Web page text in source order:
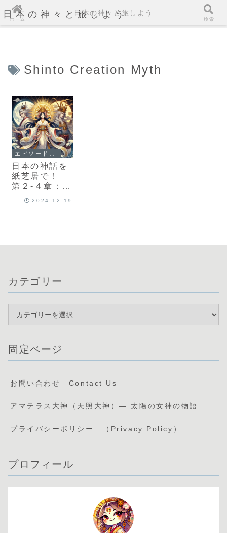
日本の神々と旅しよう
Shinto Creation Myth
日本の神話を
紙芝居で！
第２-４章：禊
祓（みそぎば
Amaterasu,
Susanoo: A
Sacred
World
2024.12.19
カテゴリー
固定ページ
お問い合わせ Contact Us
アマテラス大神（天照大神）— 太陽の女神の物語
プライバシーポリシー （Privacy Policy）
プロフィール
ホーム
日本の神々と旅しよう
検索